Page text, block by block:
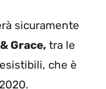
sicuramente
Grace, tra le
che è